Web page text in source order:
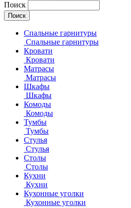
Поиск
Спальные гарнитуры
Спальные гарнитуры
Кровати
Кровати
Матрасы
Матрасы
Шкафы
Шкафы
Комоды
Комоды
Тумбы
Тумбы
Стулья
Стулья
Столы
Столы
Кухни
Кухни
Кухонные уголки
Кухонные уголки